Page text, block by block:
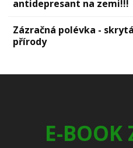
antidepresant na zemi!!!
Zázračná polévka -
přírody
E-BOOK